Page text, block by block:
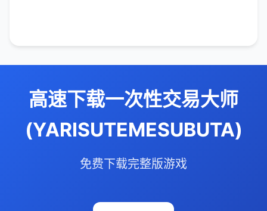
高速下载一次性交易大师
(YARISUTEMESUBUTA)
免费下载完整版游戏